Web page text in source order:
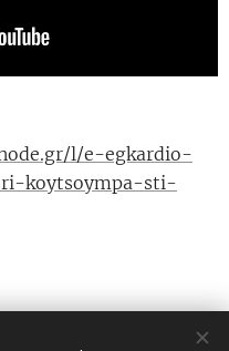
l/e-egkardio-
koytsoympa-sti-